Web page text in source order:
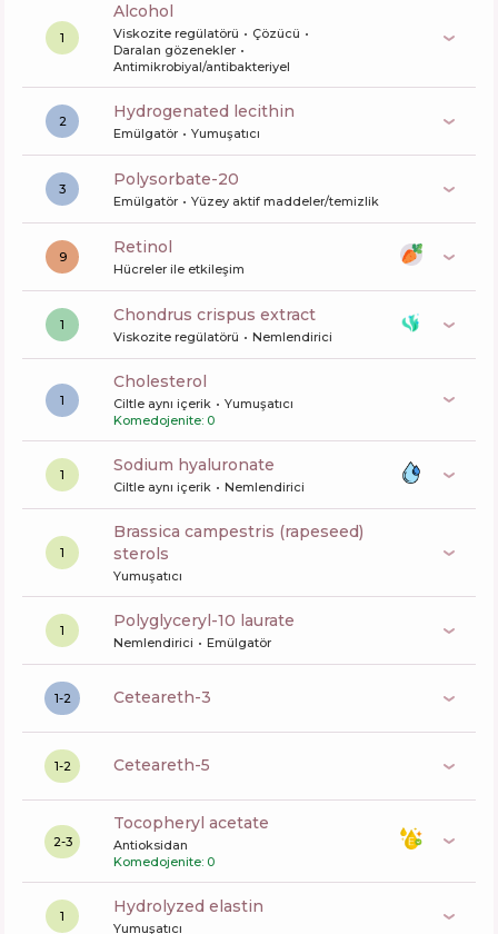
1
alcohol
Viskozite regülatörü
Çözücü
Daralan gözenekler
Antimikrobiyal/antibakteriyel
2 hydrogenated lecithin
Emülgatör Yumuşatıcı
3 polysorbate-20
Emülgatör Yüzey aktif maddeler/temizlik
9 retinol
Hücreler ile etkileşim
1 chondrus crispus extract
Viskozite regülatörü Nemlendirici
1
cholesterol
Ciltle aynı içerik
Yumuşatıcı
Komedojenite: 0
1 sodium hyaluronate
Ciltle aynı içerik Nemlendirici
1
brassica campestris (rapeseed)
sterols
Yumuşatıcı
1 polyglyceryl-10 laurate
Nemlendirici Emülgatör
1-2 ceteareth-3
1-2 ceteareth-5
2-3
tocopheryl acetate
Antioksidan
Komedojenite: 0
1 hydrolyzed elastin
Yumuşatıcı